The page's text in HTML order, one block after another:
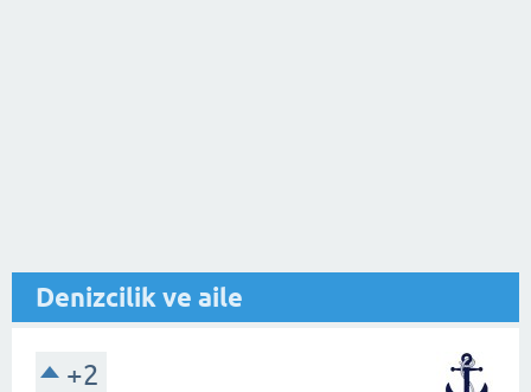
Denizcilik ve aile
+2